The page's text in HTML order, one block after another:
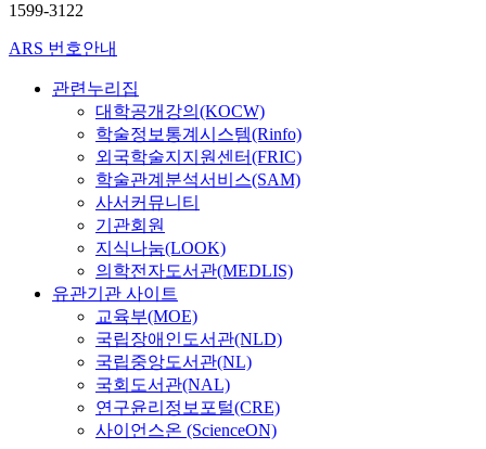
1599-3122
ARS 번호안내
관련누리집
대학공개강의(KOCW)
학술정보통계시스템(Rinfo)
외국학술지지원센터(FRIC)
학술관계분석서비스(SAM)
사서커뮤니티
기관회원
지식나눔(LOOK)
의학전자도서관(MEDLIS)
유관기관 사이트
교육부(MOE)
국립장애인도서관(NLD)
국립중앙도서관(NL)
국회도서관(NAL)
연구윤리정보포털(CRE)
사이언스온 (ScienceON)